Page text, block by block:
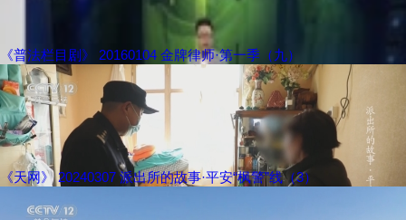
《普法栏目剧》 20160104 金牌律师·第一季（九）
《天网》 20240307 派出所的故事·平安“枫警”线（3）